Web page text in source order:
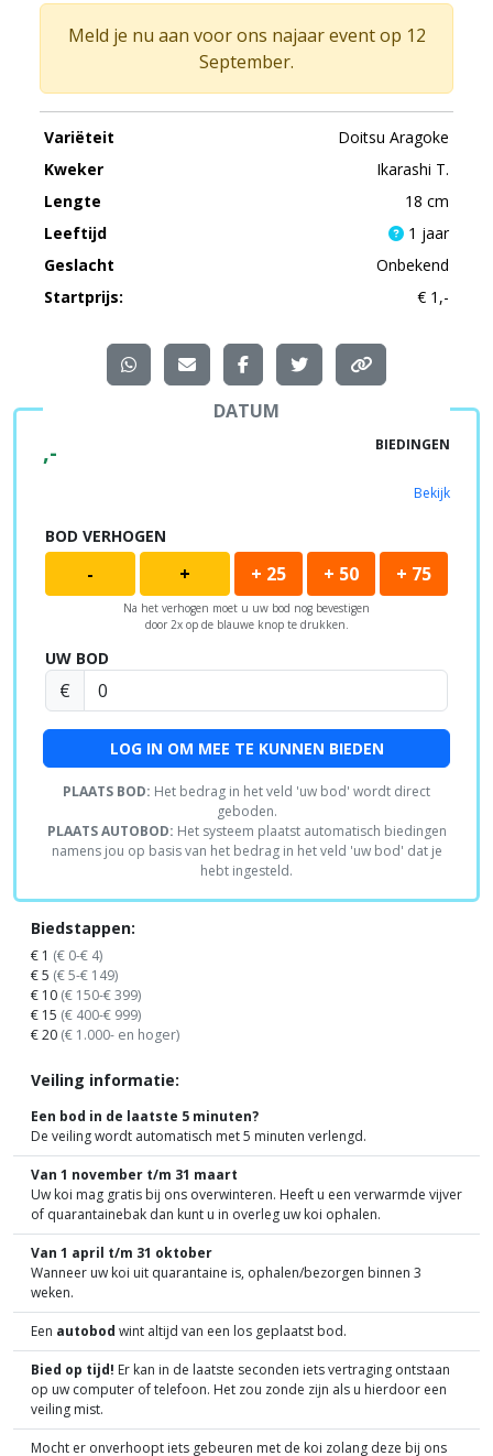
Meld je nu aan voor ons najaar event op 12
September.
Variëteit
Doitsu Aragoke
Kweker
Ikarashi T.
Lengte
18 cm
Leeftijd
1 jaar
Geslacht
Onbekend
Startprijs:
€ 1,-
DATUM
,- BIEDINGEN
Bekijk
BOD VERHOGEN
- + + 25 + 50 + 75
Na het verhogen moet u uw bod nog bevestigen
door 2x op de blauwe knop te drukken.
UW BOD
€
LOG IN OM MEE TE KUNNEN BIEDEN
PLAATS BOD: Het bedrag in het veld 'uw bod' wordt direct
geboden.
PLAATS AUTOBOD: Het systeem plaatst automatisch biedingen
namens jou op basis van het bedrag in het veld 'uw bod' dat je
hebt ingesteld.
Biedstappen:
€ 1 (€ 0-€ 4)
€ 5 (€ 5-€ 149)
€ 10 (€ 150-€ 399)
€ 15 (€ 400-€ 999)
€ 20 (€ 1.000- en hoger)
Veiling informatie:
Een bod in de laatste 5 minuten?
De veiling wordt automatisch met 5 minuten verlengd.
Van 1 november t/m 31 maart
Uw koi mag gratis bij ons overwinteren. Heeft u een verwarmde vijver
of quarantainebak dan kunt u in overleg uw koi ophalen.
Van 1 april t/m 31 oktober
Wanneer uw koi uit quarantaine is, ophalen/bezorgen binnen 3
weken.
Een autobod wint altijd van een los geplaatst bod.
Bied op tijd! Er kan in de laatste seconden iets vertraging ontstaan
op uw computer of telefoon. Het zou zonde zijn als u hierdoor een
veiling mist.
Mocht er onverhoopt iets gebeuren met de koi zolang deze bij ons